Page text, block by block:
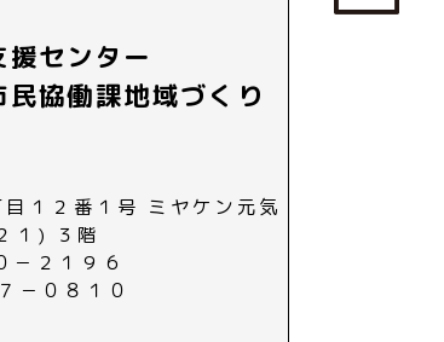
センター
民協働課地域づくり
１２番１号 ミヤケン元気
１) ３階
－２１９６
－０８１０